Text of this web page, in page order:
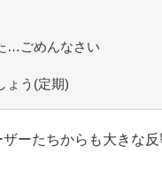
…ごめんなさい
ょう(定期)
ーたちからも大きな反